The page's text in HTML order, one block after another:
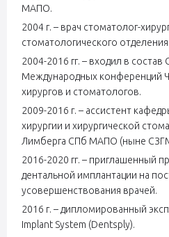
МАПО.
2004 г. – врач стоматолог-
стоматологического
2004-2016 гг. – входил в состав
Международных конференций
хирургов и стоматологов.
2009-2016 г. – ассистент
хирургии и хирургической
Лимберга СПб МАПО (ныне
2016-2020 гг. – приглашенный
дентальной имплантации на
усовершенствования врачей.
2016 г. – дипломированный
Implant System (Dentsply).